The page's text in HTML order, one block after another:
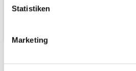
Statistiken
Marketing